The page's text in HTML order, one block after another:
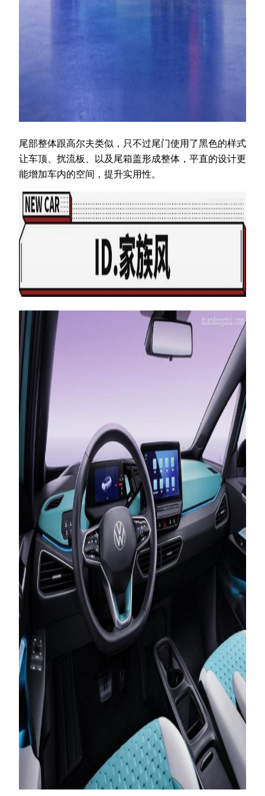
尾部整体跟高尔夫类似，只不过尾门使用了黑色的样式
让车顶、扰流板、以及尾箱盖形成整体，平直的设计更
能增加车内的空间，提升实用性。